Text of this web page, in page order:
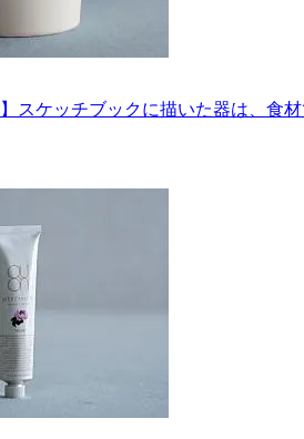
】スケッチブックに描いた器は、食